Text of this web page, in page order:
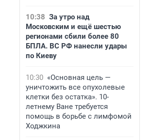
10:38 За утро над
Московским и ещё шестью
регионами сбили более 80
БПЛА. ВС РФ нанесли удары
по Киеву
10:30 «Основная цель —
уничтожить все опухолевые
клетки без остатка». 10-
летнему Ване требуется
помощь в борьбе с лимфомой
Ходжкина